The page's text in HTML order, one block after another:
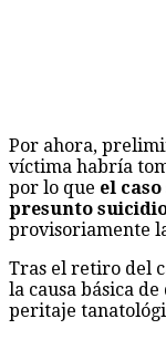
Por ahora,
víctima habría
por lo que el
presunto
provisoriamente
Tras el retiro del
la causa básica
peritaje